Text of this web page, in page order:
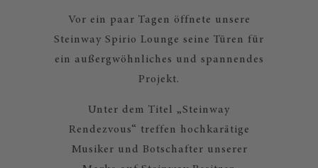
Vor ein paar Tagen öffnete unsere
Steinway Spirio Lounge seine Türen für
ein außergwöhnliches und spannendes
Projekt.
Unter dem Titel „Steinway
Rendezvous“ treffen hochkarätige
Musiker und Botschafter unserer